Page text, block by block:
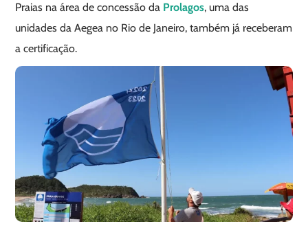
Praias na área de concessão da Prolagos, uma das
unidades da Aegea no Rio de Janeiro, também já receberam
a certificação.